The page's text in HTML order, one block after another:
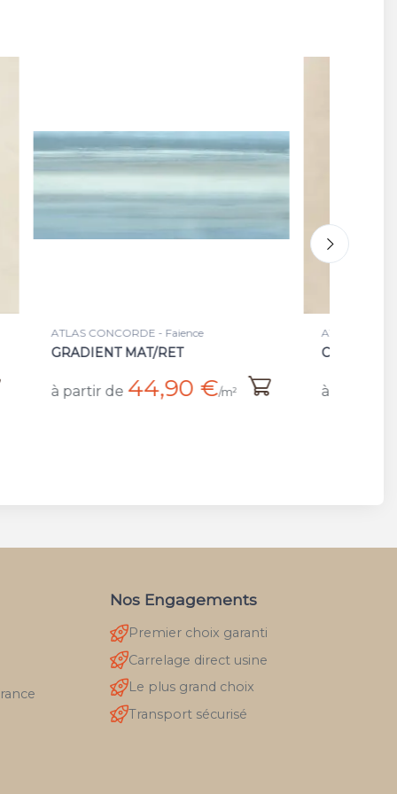
ATLAS CONCORDE - Carrelage
CORD SILK/RET
à partir de 43,20 €
Nos Engagements
Premier choix garanti
Carrelage direct usine
Le plus grand choix
Transport sécurisé